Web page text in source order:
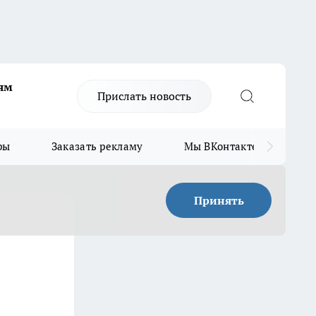
Прислать новость
Заказать рекламу Мы ВКонтакте
Принять